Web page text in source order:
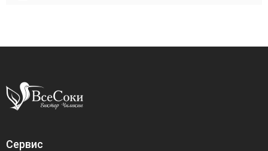
Сервис